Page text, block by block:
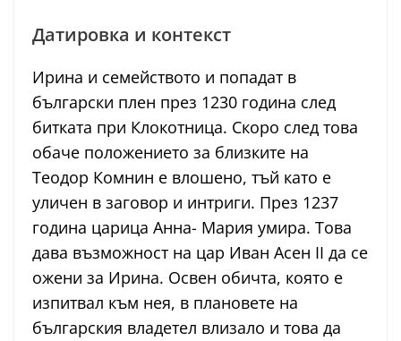
Датировка и контекст
Ирина и семейството и попадат в
български плен през 1230 година след
битката при Клокотница. Скоро след това
обаче положението за близките на
Теодор Комнин е влошено, тъй като е
уличен в заговор и интриги. През 1237
година царица Анна- Мария умира. Това
дава възможност на цар Иван Асен II да се
ожени за Ирина. Освен обичта, която е
изпитвал към нея, в плановете на
българския владетел влизало и това да